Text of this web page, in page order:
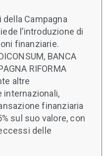
della Campagna
l’introduzione di
finanziarie.
BANCA
RIFORMA
altre
internazionali,
finanziaria
sul suo valore, con
delle